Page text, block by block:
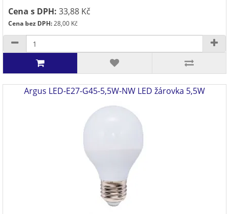
Cena s DPH: 33,88 Kč
Cena bez DPH:28,00 Kč
Argus LED-E27-G45-5,5W-NW LED žárovka 5,5W